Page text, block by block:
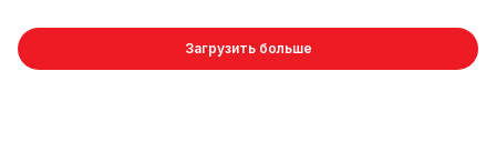
Загрузить больше